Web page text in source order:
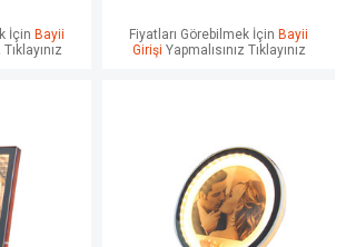
İçin Bayii
Fiyatları Görebilmek İçin Bayii
Girişi Yapmalısınız Tıklayınız